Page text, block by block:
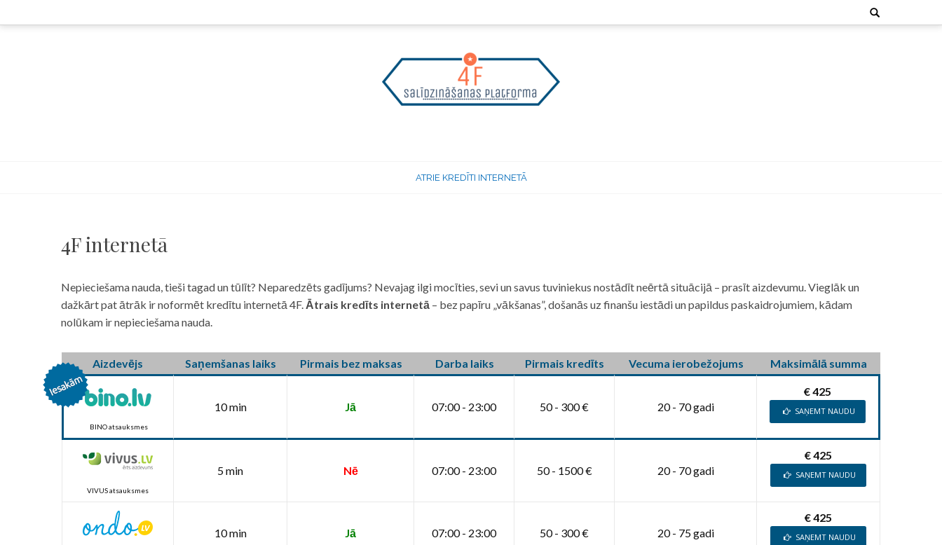
to
Search
for:
ATRIE KREDĪTI INTERNETĀ
4F internetā
Nepieciešama nauda, tieši tagad un tūlīt? Neparedzēts gadījums? Nevajag ilgi mocīties, sevi un savus tuviniekus nostādīt neērtā situācijā – prasīt aizdevumu. Vieglāk un
dažkārt pat ātrāk ir noformēt kredītu internetā 4F. Ātrais kredīts internetā – bez papīru „vākšanas”, došanās uz finanšu iestādi un papildus paskaidrojumiem, kādam
nolūkam ir nepieciešama nauda.
Aizdevējs Saņemšanas laiks Pirmais bez maksas Darba laiks Pirmais kredīts Vecuma ierobežojums Maksimālā summa
BINO atsauksmes
10 min Jā 07:00 - 23:00 50 - 300 € 20 - 70 gadi
€ 425
SAŅEMT NAUDU
VIVUS atsauksmes
5 min Nē 07:00 - 23:00 50 - 1500 € 20 - 70 gadi
€ 425
SAŅEMT NAUDU
10 min Jā 07:00 - 23:00 50 - 300 € 20 - 75 gadi
€ 425
SAŅEMT NAUDU